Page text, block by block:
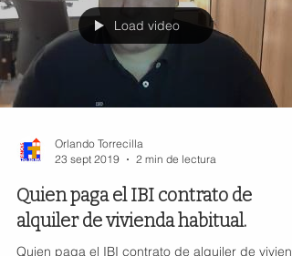
Load video
Orlando Torrecilla
23 sept 2019
2 min de lectura
Quien paga el IBI contrato de
alquiler de vivienda habitual.
Quien paga el IBI contrato de alquiler de